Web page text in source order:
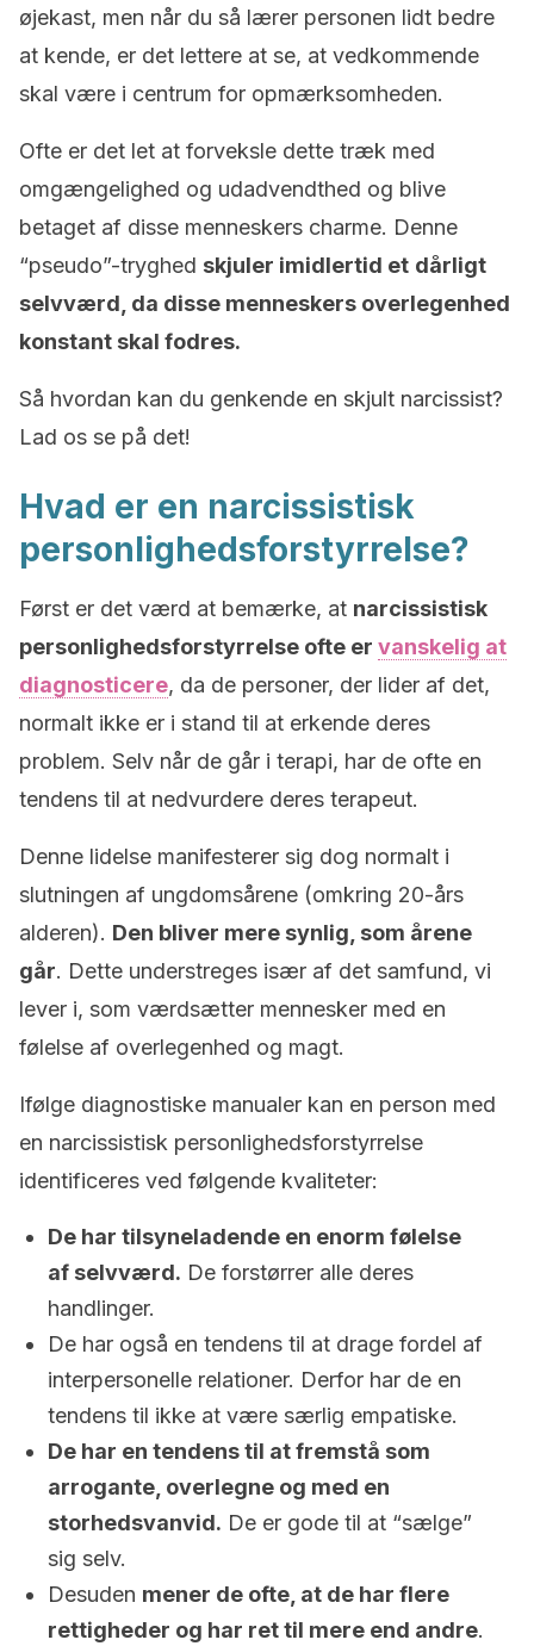
øjekast, men når du så lærer personen lidt bedre
at kende, er det lettere at se, at vedkommende
skal være i centrum for opmærksomheden.
Ofte er det let at forveksle dette træk med
omgængelighed og udadvendthed og blive
betaget af disse menneskers charme. Denne
“pseudo”-tryghed skjuler imidlertid et dårligt
selvværd, da disse menneskers overlegenhed
konstant skal fodres.
Så hvordan kan du genkende en skjult narcissist?
Lad os se på det!
Hvad er en narcissistisk
personlighedsforstyrrelse?
Først er det værd at bemærke, at narcissistisk
personlighedsforstyrrelse ofte er vanskelig at
diagnosticere, da de personer, der lider af det,
normalt ikke er i stand til at erkende deres
problem. Selv når de går i terapi, har de ofte en
tendens til at nedvurdere deres terapeut.
Denne lidelse manifesterer sig dog normalt i
slutningen af ungdomsårene (omkring 20-års
alderen). Den bliver mere synlig, som årene
går. Dette understreges især af det samfund, vi
lever i, som værdsætter mennesker med en
følelse af overlegenhed og magt.
Ifølge diagnostiske manualer kan en person med
en narcissistisk personlighedsforstyrrelse
identificeres ved følgende kvaliteter:
De har tilsyneladende en enorm følelse
af selvværd. De forstørrer alle deres
handlinger.
De har også en tendens til at drage fordel af
interpersonelle relationer. Derfor har de en
tendens til ikke at være særlig empatiske.
De har en tendens til at fremstå som
arrogante, overlegne og med en
storhedsvanvid. De er gode til at “sælge”
sig selv.
Desuden mener de ofte, at de har flere
rettigheder og har ret til mere end andre.